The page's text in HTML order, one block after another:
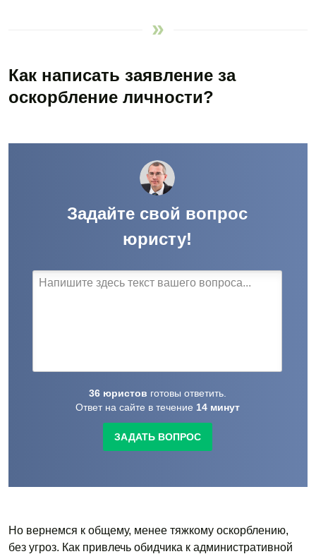
Как написать заявление за
оскорбление личности?
Задайте свой вопрос
юристу!
36 юристов готовы ответить.
Ответ на сайте в течение 14 минут
ЗАДАТЬ ВОПРОС
Но вернемся к общему, менее тяжкому оскорблению,
без угроз. Как привлечь обидчика к административной